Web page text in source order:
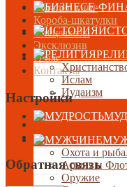
Каталог книг
Короба-шкатулки
Спецзаказы
Эксклюзив
О нас
Контакты
Настройки
Обратная связь
Ислам
Иудаизм
Охота и
Армия и
Оружие